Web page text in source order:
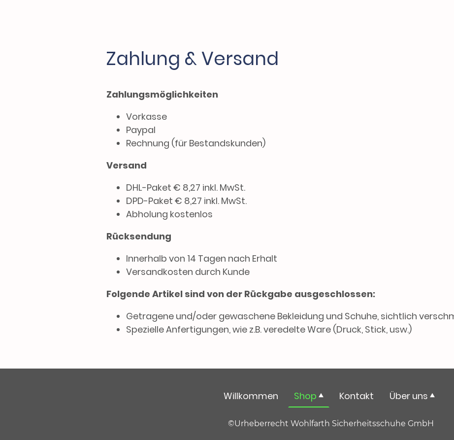
Zahlung & Versand
Zahlungsmöglichkeiten
Vorkasse
Paypal
Rechnung (für Bestandskunden)
Versand
DHL-Paket € 8,27 inkl. MwSt.
DPD-Paket € 8,27 inkl. MwSt.
Abholung kostenlos
Rücksendung
Innerhalb von 14 Tagen nach Erhalt
Versandkosten durch Kunde
Folgende Artikel sind von der Rückgabe ausgeschlossen:
Getragene und/oder gewaschene Bekleidung und Schuhe, sichtlich
Spezielle Anfertigungen, wie z.B. veredelte Ware (Druck, Stick, usw.)
Willkommen Shop Kontakt Über uns
©Urheberrecht Wohlfarth Sicherheitsschuhe GmbH